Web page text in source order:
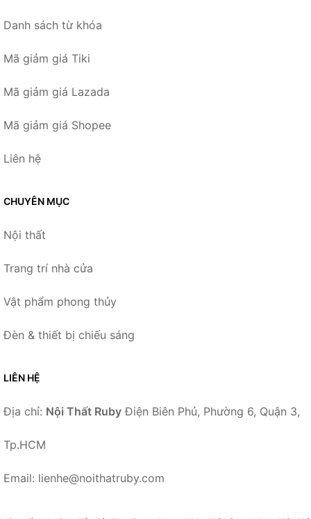
Danh sách từ khóa
Mã giảm giá Tiki
Mã giảm giá Lazada
Mã giảm giá Shopee
Liên hệ
CHUYÊN MỤC
Nội thất
Trang trí nhà cửa
Vật phẩm phong thủy
Đèn & thiết bị chiếu sáng
LIÊN HỆ
Địa chỉ: Nội Thất Ruby Điện Biên Phủ, Phường 6, Quận 3,
Tp.HCM
Email: lienhe@noithatruby.com